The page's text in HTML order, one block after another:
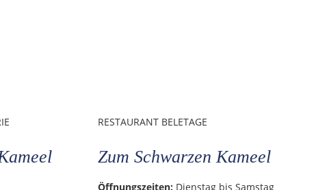
RESTAURANT BELETAGE
Zum Schwarzen Kameel
Öffnungszeiten: Dienstag bis Samstag